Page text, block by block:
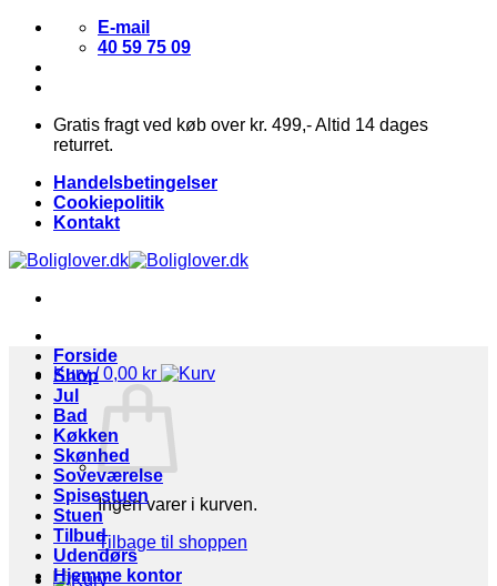
Fortsæt
indhold
E-mail
40 59 75 09
Gratis fragt ved køb over kr. 499,- Altid 14 dages
returret.
Handelsbetingelser
Cookiepolitik
Kontakt
Kurv /0,00 kr
Ingen varer i kurven.
Tilbage til shoppen
Forside
Shop
Jul
Bad
Køkken
Skønhed
Soveværelse
Spisestuen
Stuen
Tilbud
Udendørs
Hjemme kontor